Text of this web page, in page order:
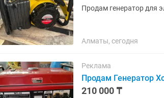
Продам генератор для
Алматы, сегодня
Реклама
Продам Генератор
210 000 ₸